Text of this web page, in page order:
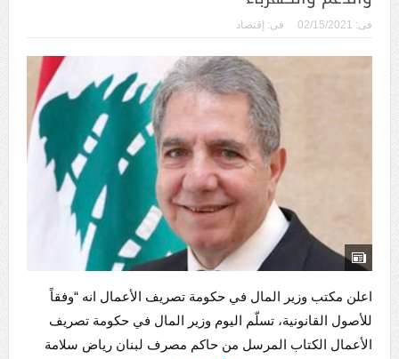
فى: 02/15/2021 فى: إقتصاد
اعلن مكتب وزير المال في حكومة تصريف الأعمال انه “وفقاً
للأصول القانونية، تسلّم اليوم وزير المال في حكومة تصريف
الأعمال الكتاب المرسل من حاكم مصرف لبنان رياض سلامة